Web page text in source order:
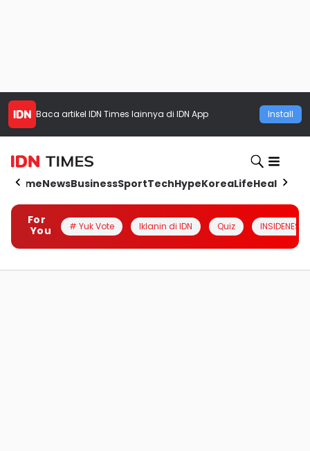
Baca artikel IDN Times lainnya di IDN App Install
HomeNewsBusinessSportTechHypeKoreaLifeHealth
For
You
# Yuk Vote Iklanin di IDN Quiz INSIDENESIA